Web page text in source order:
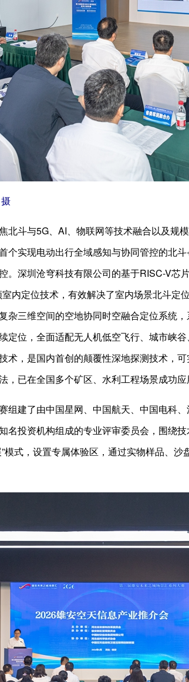
北斗与5G、AI、物联网等技术融合以及规
个实现电动出行全域感知与协同管控的北
。深圳沧穹科技有限公司的基于RISC-V芯
内定位技术，有效解决了室内场景北斗定
杂三维空间的空地协同时空融合定位系统
定位，全面适配无人机低空飞行、城市峡
术，是国内首创的颠覆性深地探测技术，
已在全国多个矿区、水利工程场景成功应
组建了由中国星网、中国航天、中国电科
名投资机构组成的专业评审委员会，围绕
模式，设置专属体验区，通过实物样品、